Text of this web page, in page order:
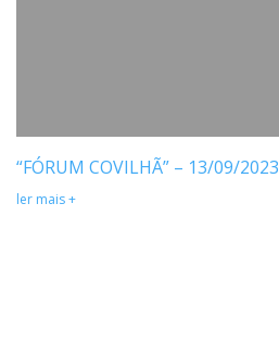
“FÓRUM COVILHÃ” – 13/09/2023
ler mais +